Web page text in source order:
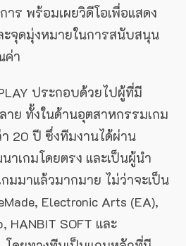
าร พร้อมเผยวิดีโอเพื่อแสดง
จุดมุ่งหมายในการสนับสนุน
ค่า
ประกอบด้วยไปผู้ที่มี
ย ทั้งในด้านอุตสาหกรรมเกม
20 ปี ซึ่งทีมงานได้ผ่าน
เกมโดยตรง และเป็นผู้นำ
มมาแล้วมากมาย ไม่ว่าจะเป็น
Electronic Arts (EA),
HANBIT SOFT และ